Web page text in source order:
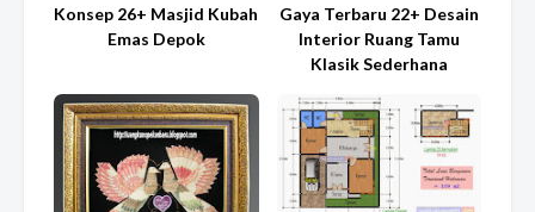
Konsep 26+ Masjid Kubah
Emas Depok
Gaya Terbaru 22+ Desain
Interior Ruang Tamu
Klasik Sederhana